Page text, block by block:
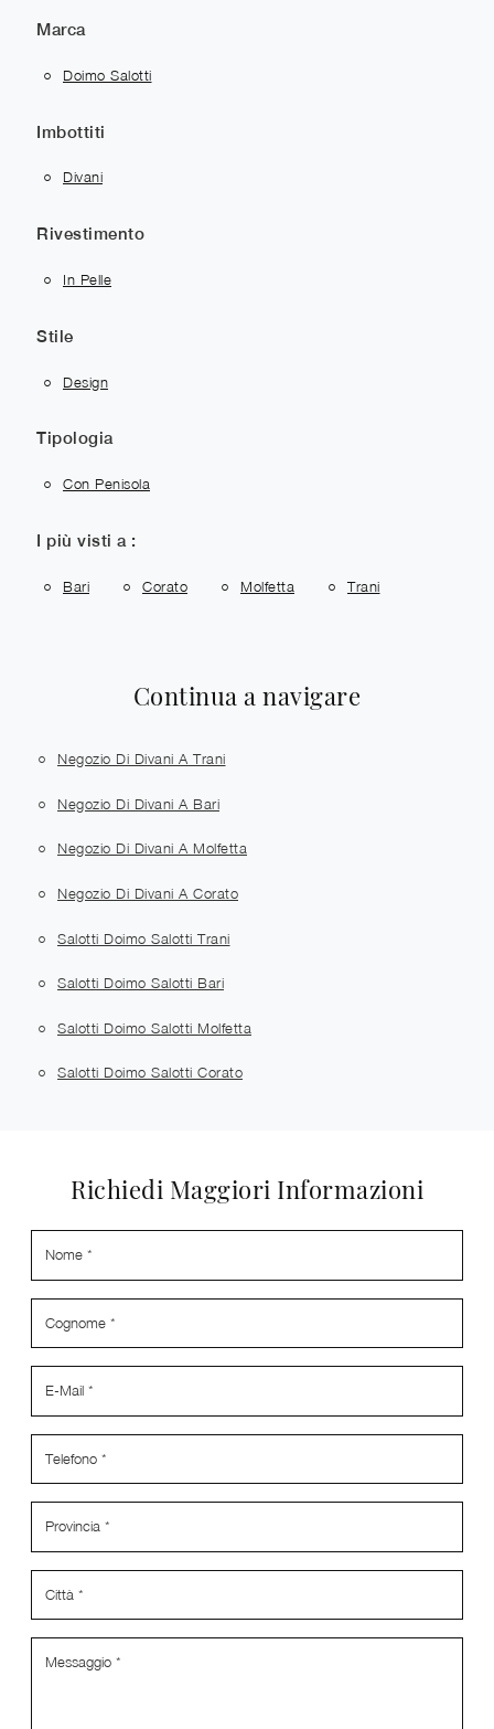
Marca
Doimo Salotti
Imbottiti
Divani
Rivestimento
In Pelle
Stile
Design
Tipologia
Con Penisola
I più visti a :
Bari Corato Molfetta Trani
Continua a navigare
Negozio Di Divani A Trani
Negozio Di Divani A Bari
Negozio Di Divani A Molfetta
Negozio Di Divani A Corato
Salotti Doimo Salotti Trani
Salotti Doimo Salotti Bari
Salotti Doimo Salotti Molfetta
Salotti Doimo Salotti Corato
Richiedi Maggiori Informazioni